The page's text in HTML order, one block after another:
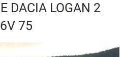
DACIA LOGAN 2
75